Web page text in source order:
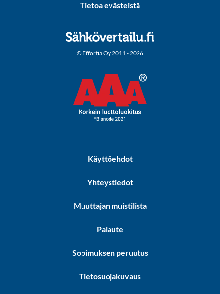
Tietoa evästeistä
© Effortia Oy 2011 - 2026
Käyttöehdot
Yhteystiedot
Muuttajan muistilista
Palaute
Sopimuksen peruutus
Tietosuojakuvaus